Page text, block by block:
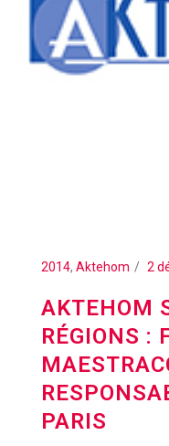
2014, Aktehom 2
AKTEHOM
RÉGIONS :
PARIS